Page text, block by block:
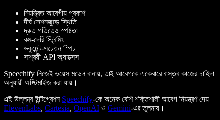
নিয়ন্ত্রিত আবেগীয় প্রকাশ
দীর্ঘ সেশনজুড়ে স্থিতি
দ্রুত গতিতেও স্পষ্টতা
কম-দেরি স্ট্রিমিং
ডকুমেন্ট-সচেতন স্পিচ
সাশ্রয়ী API অ্যাক্সেস
Speechify নিজেই ভয়েস মডেল বানায়, তাই আবেগকে একেবারে বাস্তব কাজের চাহিদা
অনুযায়ী অপ্টিমাইজ করা যায়।
এই উল্লম্ব ইন্টিগ্রেশন Speechify-কে অনেক বেশি শক্তিশালী আবেগ নিয়ন্ত্রণ দেয়
ElevenLabs, Cartesia, OpenAI ও Gemini-এর তুলনায়।